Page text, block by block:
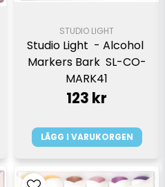
STUDIO LIGHT
Studio Light  - Alcohol
Markers Bark  SL-CO-
MARK41
123 kr
LÄGG I VARUKORGEN